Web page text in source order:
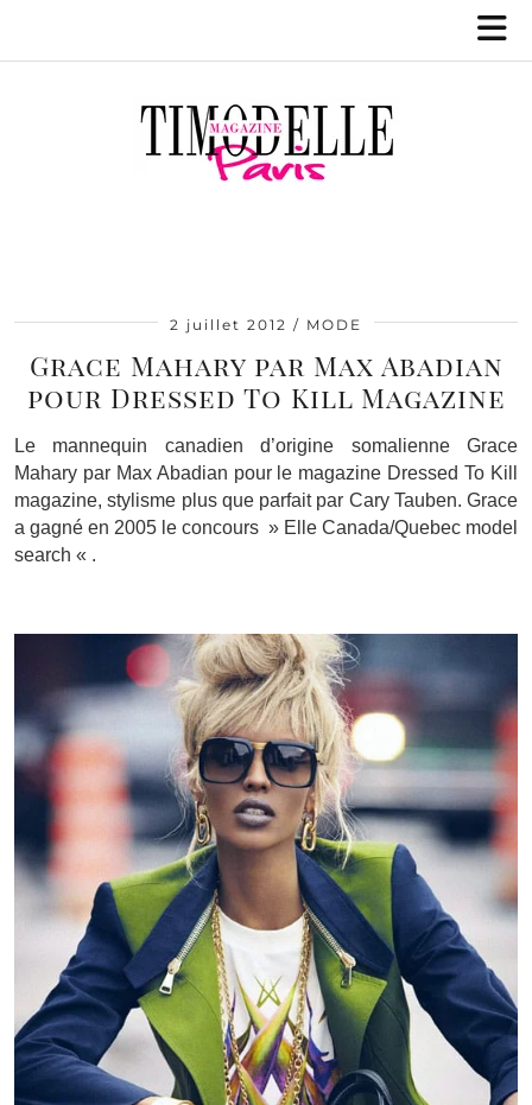
2 juillet 2012 MODE
Grace Mahary par Max Abadian
pour Dressed To Kill Magazine
Le mannequin canadien d’origine somalienne Grace
Mahary par Max Abadian pour le magazine Dressed To Kill
magazine, stylisme plus que parfait par Cary Tauben. Grace
a gagné en 2005 le concours » Elle Canada/Quebec model
search « .